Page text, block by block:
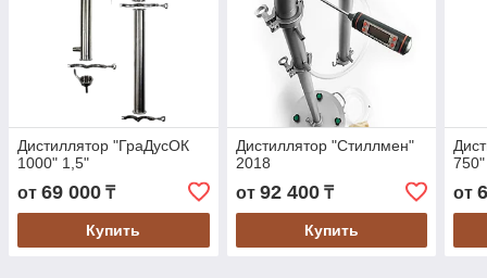
Дистиллятор "ГраДусОК
1000" 1,5"
от 69 000 ₸
Купить
Дистиллятор "Стиллмен"
2018
от 92 400₸
Купить
от